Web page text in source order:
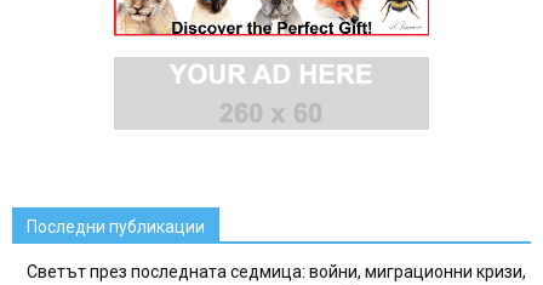
Последни публикации
Светът през последната седмица: войни, миграционни кризи,